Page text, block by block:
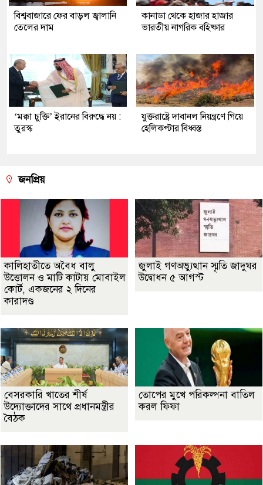
বিশ্ববাজারে ফের বাড়ল জ্বালানি
তেলের দাম
কানাডা থেকে হাজার হাজার
ভারতীয় নাগরিক বহিষ্কার
‘মক্কা চুক্তি’ ইরানের বিরুদ্ধে নয় :
তুরস্ক
যুক্তরাষ্ট্রে দাবানল নিয়ন্ত্রণে গিয়ে
হেলিকপ্টার বিধ্বস্ত
জনপ্রিয়
কালিহাতীতে অবৈধ বালু
উত্তোলন ও মাটি কাটায় মোবাইল
কোর্ট, একজনের ২ দিনের
কারাদণ্ড
জুলাই গণঅভ্যুত্থান স্মৃতি জাদুঘর
উদ্বোধন ৫ আগস্ট
বেসরকারি খাতের শীর্ষ
উদ্যোক্তাদের সাথে প্রধানমন্ত্রীর
বৈঠক
তোপের মুখে পরিকল্পনা বাতিল
করল ফিফা